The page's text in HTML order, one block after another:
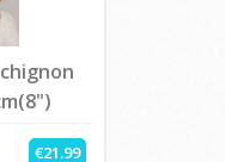
€21.99